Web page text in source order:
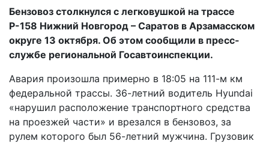
Бензовоз столкнулся с легковушкой на трассе
Р-158 Нижний Новгород – Саратов в Арзамасском
округе 13 октября. Об этом сообщили в пресс-
службе региональной Госавтоинспекции.
Авария произошла примерно в 18:05 на 111-м км
федеральной трассы. 36-летний водитель Hyundai
«нарушил расположение транспортного средства
на проезжей части» и врезался в бензовоз, за
рулем которого был 56-летний мужчина. Грузовик